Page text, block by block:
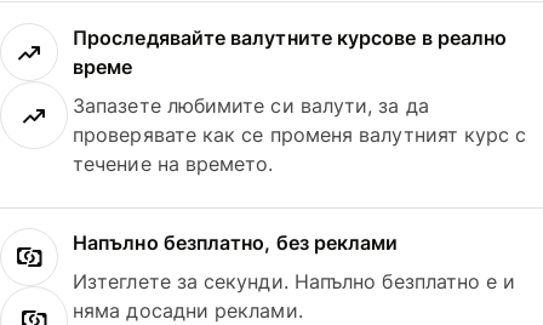
Проследявайте валутните курсове в реално
време
Запазете любимите си валути, за да
проверявате как се променя валутният курс с
течение на времето.
Напълно безплатно, без реклами
Изтеглете за секунди. Напълно безплатно е и
няма досадни реклами.